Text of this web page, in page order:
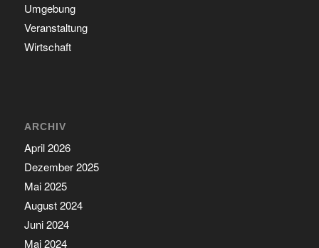
Umgebung
Veranstaltung
Wirtschaft
ARCHIV
April 2026
Dezember 2025
Mai 2025
August 2024
Juni 2024
Mai 2024